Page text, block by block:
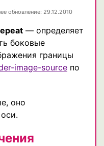
обновление: 29.12.2010
— определяет
боковые
границы
image-source по
оно